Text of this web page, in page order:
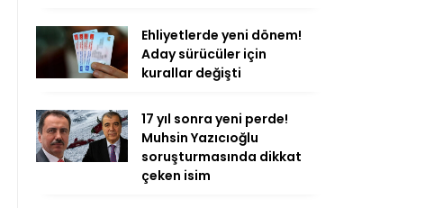
Ehliyetlerde yeni dönem!
Aday sürücüler için
kurallar değişti
17 yıl sonra yeni perde!
Muhsin Yazıcıoğlu
soruşturmasında dikkat
çeken isim